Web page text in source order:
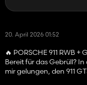
20. April 2026 01:52
🔥 PORSCHE 911 RWB +
Bereit für das Gebrüll?
mir gelungen, den 911